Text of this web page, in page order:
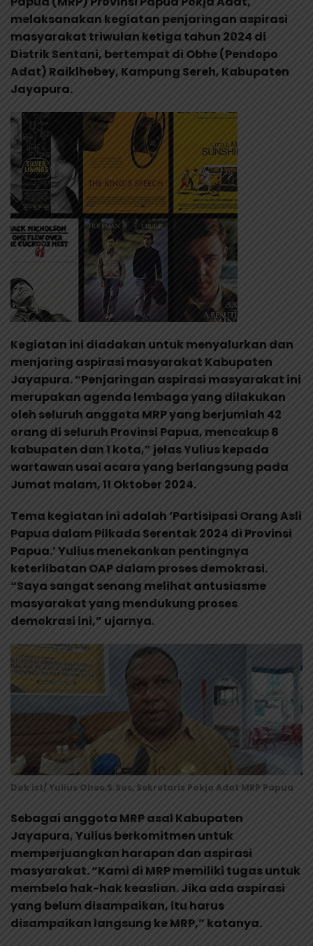
melaksanakan kegiatan penjaringan aspirasi
masyarakat triwulan ketiga tahun 2024 di
Distrik Sentani, bertempat di Obhe (Pendopo
Adat) Raiklhebey, Kampung Sereh, Kabupaten
Jayapura.
Kegiatan ini diadakan untuk menyalurkan dan
menjaring aspirasi masyarakat Kabupaten
Jayapura. “Penjaringan aspirasi masyarakat ini
merupakan agenda lembaga yang dilakukan
oleh seluruh anggota MRP yang berjumlah 42
orang di seluruh Provinsi Papua, mencakup 8
kabupaten dan 1 kota,” jelas Yulius kepada
wartawan usai acara yang berlangsung pada
Jumat malam, 11 Oktober 2024.
Tema kegiatan ini adalah ‘Partisipasi Orang Asli
Papua dalam Pilkada Serentak 2024 di Provinsi
Papua.’ Yulius menekankan pentingnya
keterlibatan OAP dalam proses demokrasi.
“Saya sangat senang melihat antusiasme
masyarakat yang mendukung proses
demokrasi ini,” ujarnya.
Dok ist/ Yulius Ohee,S.Sos, Sekretaris Pokja Adat MRP Papua
Sebagai anggota MRP asal Kabupaten
Jayapura, Yulius berkomitmen untuk
memperjuangkan harapan dan aspirasi
masyarakat. “Kami di MRP memiliki tugas untuk
membela hak-hak keaslian. Jika ada aspirasi
yang belum disampaikan, itu harus
disampaikan langsung ke MRP,” katanya.